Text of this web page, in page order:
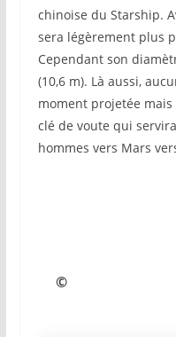
chinoise du Starship.
sera légèrement plus
Cependant son
(10,6 m). Là aussi,
moment projetée
clé de voute qui
hommes vers Mars
© La